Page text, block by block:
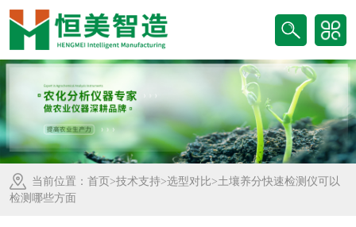
当前位置： 首页 >技术支持>选型对比>土壤养分快速检测仪可以
检测哪些方面